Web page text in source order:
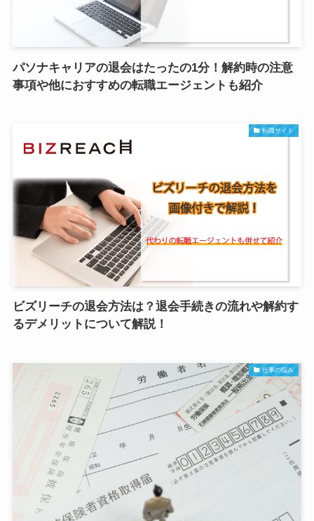
パソナキャリアの退会はたったの1分！解約時の注意
事項や他におすすめの転職エージェントも紹介
転職サイト
ビズリーチの退会方法は？退会手続きの流れや解約す
るデメリットについて解説！
仕事の悩み